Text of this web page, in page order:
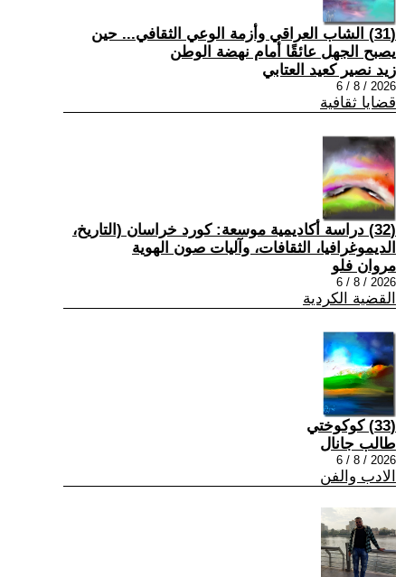
(31) الشاب العراقي وأزمة الوعي الثقافي... حين
يصبح الجهل عائقًا أمام نهضة الوطن
زيد نصير كعيد العتابي
2026 / 8 / 6
قضايا ثقافية
(32) دراسة أكاديمية موسعة: كورد خراسان (التاريخ،
الديموغرافيا، الثقافات، وآليات صون الهوية
مروان فلو
2026 / 8 / 6
القضية الكردية
(33) كوكوختي
طالب جانال
2026 / 8 / 6
الادب والفن